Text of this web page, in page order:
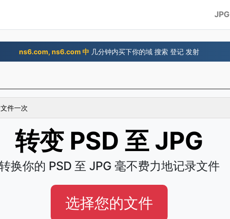
JPG
ns6.com, ns6.com 中 几分钟内买下你的域 搜索 登记 发射
件一次
转变 PSD 至 JPG
换你的 PSD 至 JPG 毫不费力地记录文件
选择您的文件